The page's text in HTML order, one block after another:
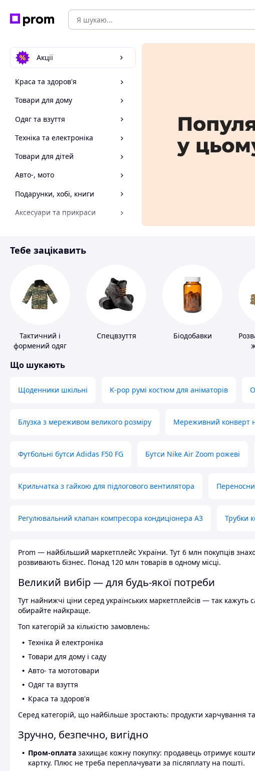
Акції
Краса та здоров'я
Товари для дому
Одяг та взуття
Техніка та електроніка
Товари для дітей
Авто-, мото
Подарунки, хобі, книги
Аксесуари та прикраси
Спорт і відпочинок
Тебе зацікавить
Тактичний і
формений одяг
Спецвзуття Біодобавки
Що шукають
Щоденники шкільні K-pop румі костюм для аніматорів
Блузка з мереживом великого розміру Мереживний конверт
Футбольні бутси Adidas F50 FG Бутси Nike Air Zoom рожеві
Крильчатка з гайкою для підлогового вентилятора
Регулювальний клапан компресора кондиціонера А3 Трубки
Prom — найбільший маркетплейс України. Тут 6 млн покупців
розвивають бізнес. Понад 120 млн товарів в одному місці.
Великий вибір — для будь-якої потреби
Тут найнижчі ціни серед українських маркетплейсів — так кажуть
обирайте найкраще.
Топ категорій за кількістю замовлень:
Техніка й електроніка
Товари для дому і саду
Авто- та мототовари
Одяг та взуття
Краса та здоров'я
Серед категорій, що найбільше зростають: продукти харчування
Зручно, безпечно, вигідно
Пром-оплата захищає кожну покупку: продавець отримує
картку. Плюс не треба переплачувати за післяплату на пошті.